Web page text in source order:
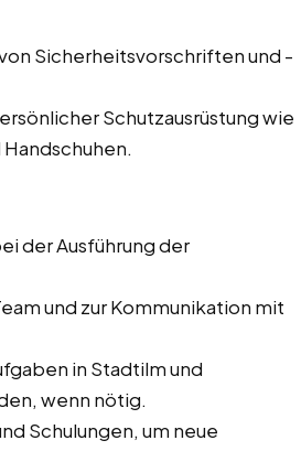
Sicherheitsvorschriften und -
Schutzausrüstung wie
der Ausführung der
und zur Kommunikation mit
in Stadtilm und
wenn nötig.
Schulungen, um neue